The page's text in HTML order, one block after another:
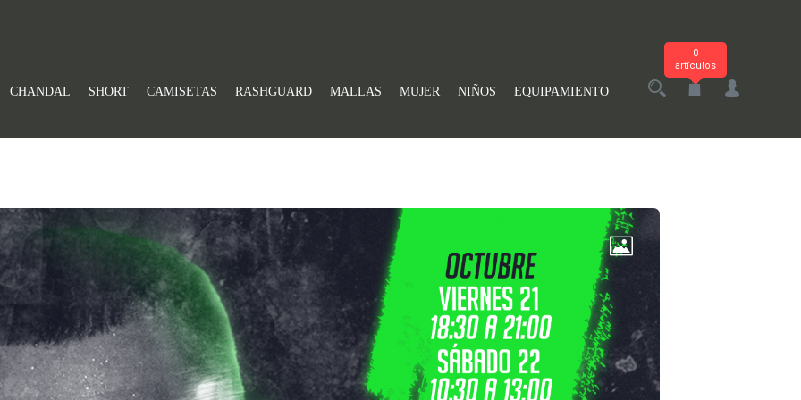
CHANDAL SHORT CAMISETAS RASHGUARD MALLAS MUJER NIÑOS EQUIPAMIENTO
0
artículos